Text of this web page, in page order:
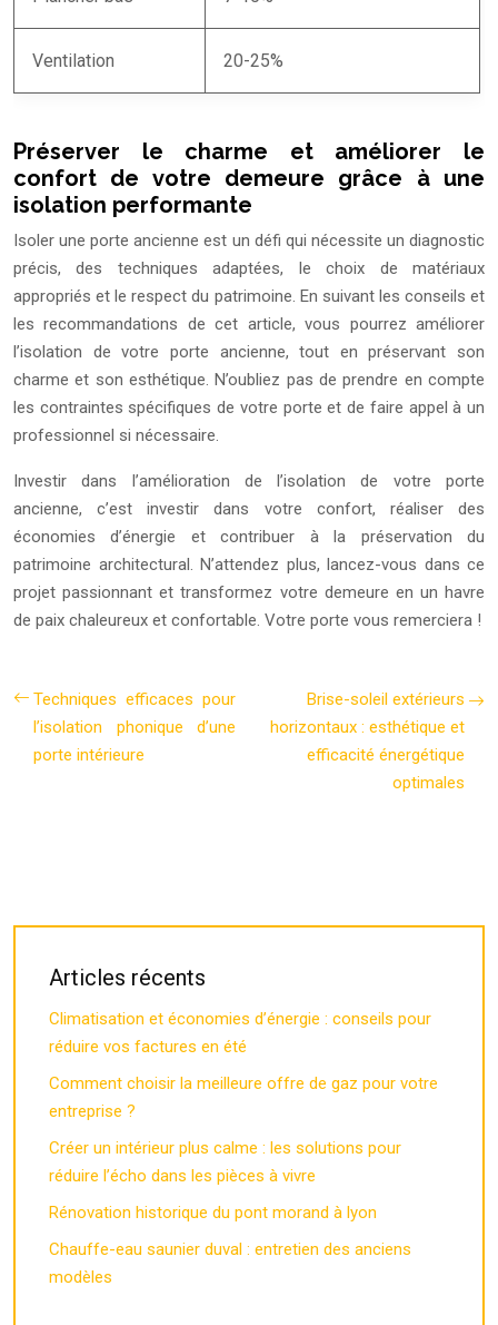
Ventilation 20-25%
Préserver le charme et améliorer le
confort de votre demeure grâce à une
isolation performante
Isoler une porte ancienne est un défi qui nécessite un diagnostic
précis, des techniques adaptées, le choix de matériaux
appropriés et le respect du patrimoine. En suivant les conseils et
les recommandations de cet article, vous pourrez améliorer
l’isolation de votre porte ancienne, tout en préservant son
charme et son esthétique. N’oubliez pas de prendre en compte
les contraintes spécifiques de votre porte et de faire appel à un
professionnel si nécessaire.
Investir dans l’amélioration de l’isolation de votre porte
ancienne, c’est investir dans votre confort, réaliser des
économies d’énergie et contribuer à la préservation du
patrimoine architectural. N’attendez plus, lancez-vous dans ce
projet passionnant et transformez votre demeure en un havre
de paix chaleureux et confortable. Votre porte vous remerciera !
Techniques efficaces pour
l’isolation phonique d’une
porte intérieure
Brise-soleil extérieurs
horizontaux : esthétique et
efficacité énergétique
optimales
Articles récents
Climatisation et économies d’énergie : conseils pour
réduire vos factures en été
Comment choisir la meilleure offre de gaz pour votre
entreprise ?
Créer un intérieur plus calme : les solutions pour
réduire l’écho dans les pièces à vivre
Rénovation historique du pont morand à lyon
Chauffe-eau saunier duval : entretien des anciens
modèles